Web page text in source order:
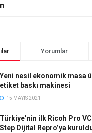
Yorumlar
Yeni nesil ekonomik masa
etiket baskı makinesi
15 MAYIS 2021
Türkiye’nin ilk Ricoh Pro
Step Dijital Repro’ya kuruldu